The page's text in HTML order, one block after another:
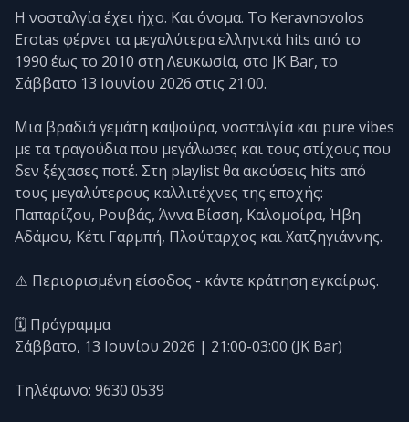
Η νοσταλγία έχει ήχο. Και όνομα. Το Keravnovolos
Erotas φέρνει τα μεγαλύτερα ελληνικά hits από το
1990 έως το 2010 στη Λευκωσία, στο JK Bar, το
Σάββατο 13 Ιουνίου 2026 στις 21:00.
Μια βραδιά γεμάτη καψούρα, νοσταλγία και pure vibes
με τα τραγούδια που μεγάλωσες και τους στίχους που
δεν ξέχασες ποτέ. Στη playlist θα ακούσεις hits από
τους μεγαλύτερους καλλιτέχνες της εποχής:
Παπαρίζου, Ρουβάς, Άννα Βίσση, Καλομοίρα, Ήβη
Αδάμου, Κέτι Γαρμπή, Πλούταρχος και Χατζηγιάννης.
⚠️ Περιορισμένη είσοδος - κάντε κράτηση εγκαίρως.
🗓️ Πρόγραμμα
Σάββατο, 13 Ιουνίου 2026 | 21:00-03:00 (JK Bar)
Τηλέφωνο: 9630 0539